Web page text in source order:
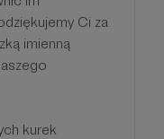
Ci za
imienną
kurek